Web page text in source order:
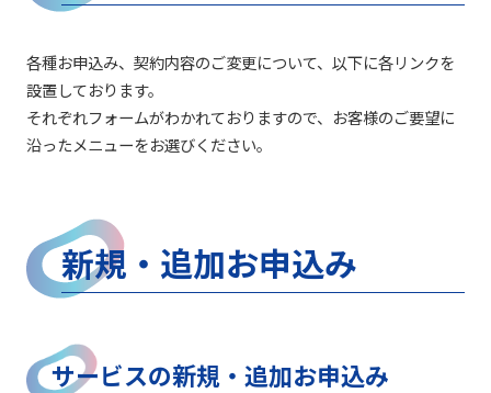
各種お申込み、契約内容のご変更について、以下に各リンクを
設置しております。
それぞれフォームがわかれておりますので、お客様のご要望に
沿ったメニューをお選びください。
新規・追加お申込み
サービスの新規・追加お申込み